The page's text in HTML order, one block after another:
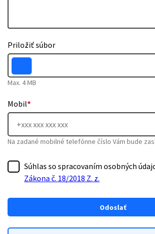
Priložiť súbor
Max. 4 MB
Mobil*
Na zadané mobilné telefónne číslo Vám bude
Súhlas so spracovaním osobných
Zákona č. 18/2018 Z. z.